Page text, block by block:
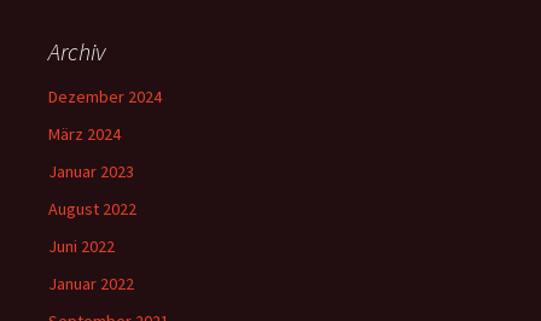
Archiv
Dezember 2024
März 2024
Januar 2023
August 2022
Juni 2022
Januar 2022